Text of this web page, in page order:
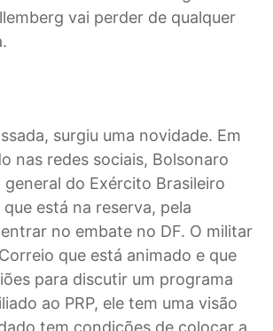
vai perder de qualquer
surgiu uma novidade. Em
nas redes sociais, Bolsonaro
do Exército Brasileiro
que está na reserva, pela
no embate no DF. O militar
que está animado e que
para discutir um programa
ao PRP, ele tem uma visão
tem condições de colocar a